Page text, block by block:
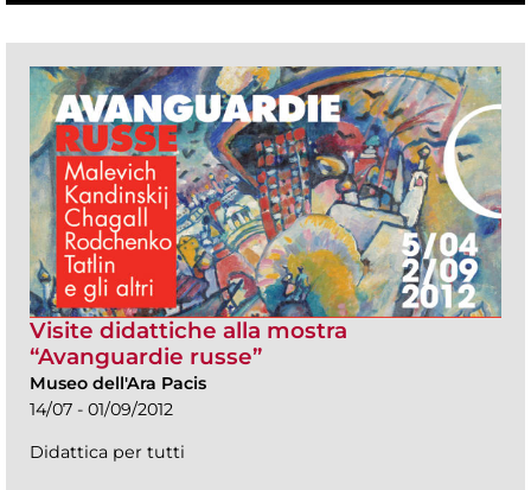
Visite didattiche alla mostra
“Avanguardie russe”
Museo dell'Ara Pacis
14/07 - 01/09/2012
Didattica per tutti